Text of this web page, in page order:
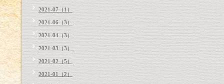
2021-07（1）
2021-06（3）
2021-04（3）
2021-03（3）
2021-02（5）
2021-01（2）